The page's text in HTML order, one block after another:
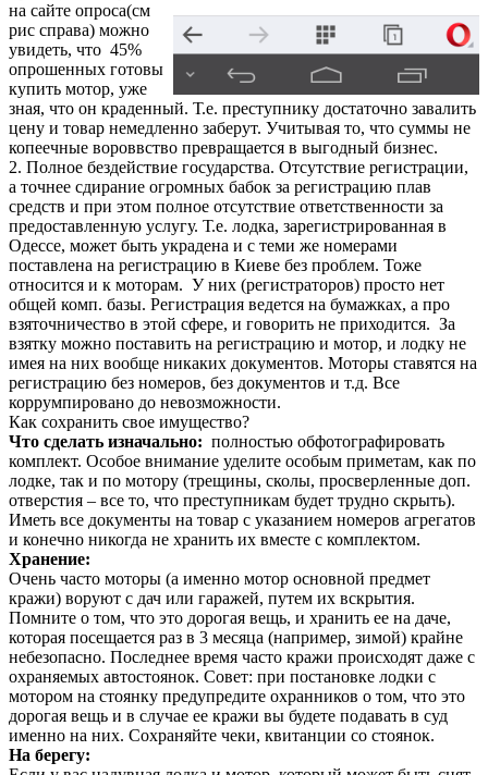
на сайте опроса(см
рис справа) можно
увидеть, что 45%
опрошенных готовы
купить мотор, уже
зная, что он краденный. Т.е. преступнику достаточно завалить
цену и товар немедленно заберут. Учитывая то, что суммы не
копеечные вороввство превращается в выгодный бизнес.
2. Полное бездействие государства. Отсутствие регистрации,
а точнее сдирание огромных бабок за регистрацию плав
средств и при этом полное отсутствие ответственности за
предоставленную услугу. Т.е. лодка, зарегистрированная в
Одессе, может быть украдена и с теми же номерами
поставлена на регистрацию в Киеве без проблем. Тоже
относится и к моторам. У них (регистраторов) просто нет
общей комп. базы. Регистрация ведется на бумажках, а про
взяточничество в этой сфере, и говорить не приходится. За
взятку можно поставить на регистрацию и мотор, и лодку не
имея на них вообще никаких документов. Моторы ставятся на
регистрацию без номеров, без документов и т.д. Все
коррумпировано до невозможности.
Как сохранить свое имущество?
Что сделать изначально: полностью обфотографировать
комплект. Особое внимание уделите особым приметам, как по
лодке, так и по мотору (трещины, сколы, просверленные доп.
отверстия – все то, что преступникам будет трудно скрыть).
Иметь все документы на товар с указанием номеров агрегатов
и конечно никогда не хранить их вместе с комплектом.
Хранение:
Очень часто моторы (а именно мотор основной предмет
кражи) воруют с дач или гаражей, путем их вскрытия.
Помните о том, что это дорогая вещь, и хранить ее на даче,
которая посещается раз в 3 месяца (например, зимой) крайне
небезопасно. Последнее время часто кражи происходят даже с
охраняемых автостоянок. Совет: при постановке лодки с
мотором на стоянку предупредите охранников о том, что это
дорогая вещь и в случае ее кражи вы будете подавать в суд
именно на них. Сохраняйте чеки, квитанции со стоянок.
На берегу: